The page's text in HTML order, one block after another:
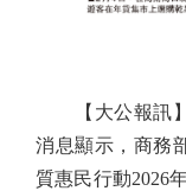
【大公報訊】
消息顯示，商務
質惠民行動2026